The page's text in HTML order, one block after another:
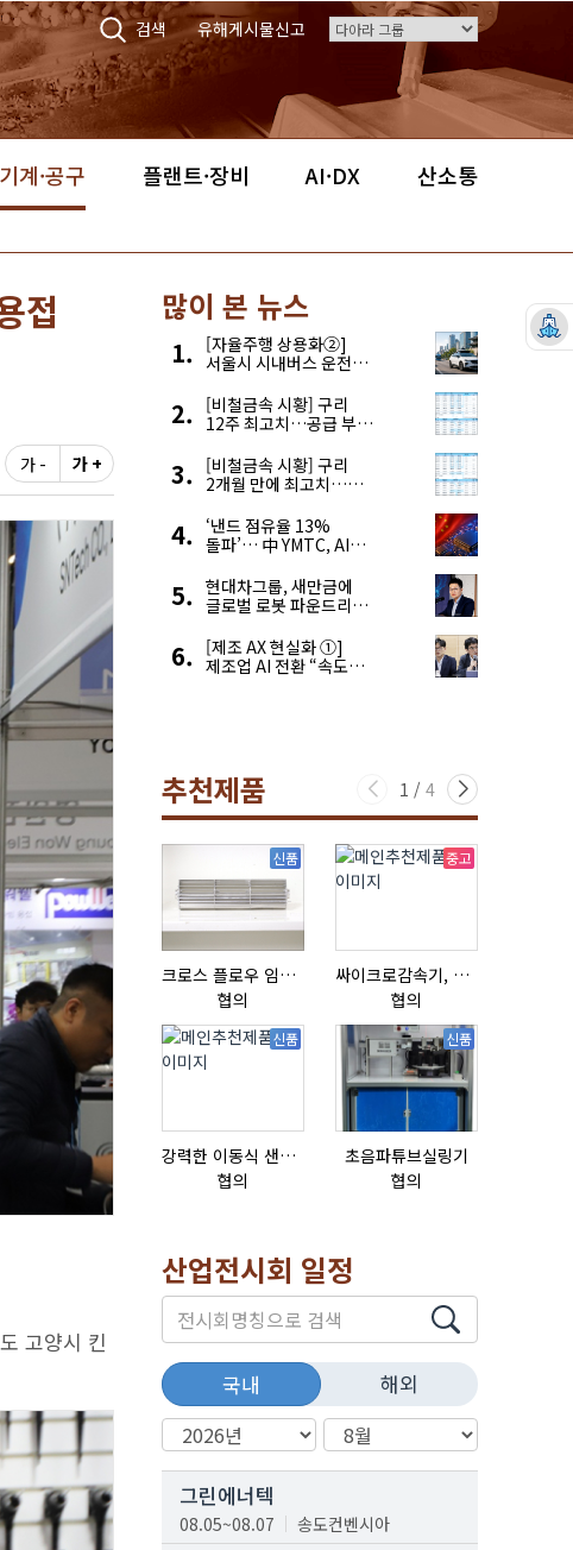
검색 유해게시물신고
계·공구 플랜트·장비 AI·DX 산소통
접
가 - 가 +
고양시 킨
많이 본 뉴스
[자율주행 상용화②]
서울시 시내버스 운전자
해결한다
[비철금속 시황] 구리
12주 최고치…공급 부족
[비철금속 시황] 구리
2개월 만에 최고치…
우려 확대
‘낸드 점유율 13%
돌파’… 中 YMTC, AI
4위 맹추격
현대차그룹, 새만금에
글로벌 로봇 파운드리
[제조 AX 현실화 ①]
제조업 AI 전환 “속도와
추천제품 1 / 4
신품
크로스 플로우 임펠라
협의
중고
싸이크로감속기, 감속기제작
협의
신품
강력한 이동식 샌딩기 / 고급 이태리 IBIX샌드블라스터
협의
신품
초음파튜브실링기
협의
산업전시회 일정
국내 해외
그린에너텍
08.05~08.07 송도컨벤시아